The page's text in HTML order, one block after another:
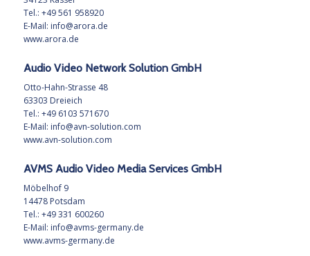
Tel.: +49 561 958920
E-Mail: info@arora.de
www.arora.de
Audio Video Network Solution GmbH
Otto-Hahn-Strasse 48
63303 Dreieich
Tel.: +49 6103 571670
E-Mail: info@avn-solution.com
www.avn-solution.com
AVMS Audio Video Media Services GmbH
Möbelhof 9
14478 Potsdam
Tel.: +49 331 600260
E-Mail: info@avms-germany.de
www.avms-germany.de